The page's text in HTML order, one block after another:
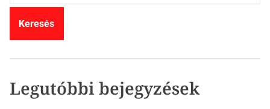
r
Legutóbbi bejegyzések